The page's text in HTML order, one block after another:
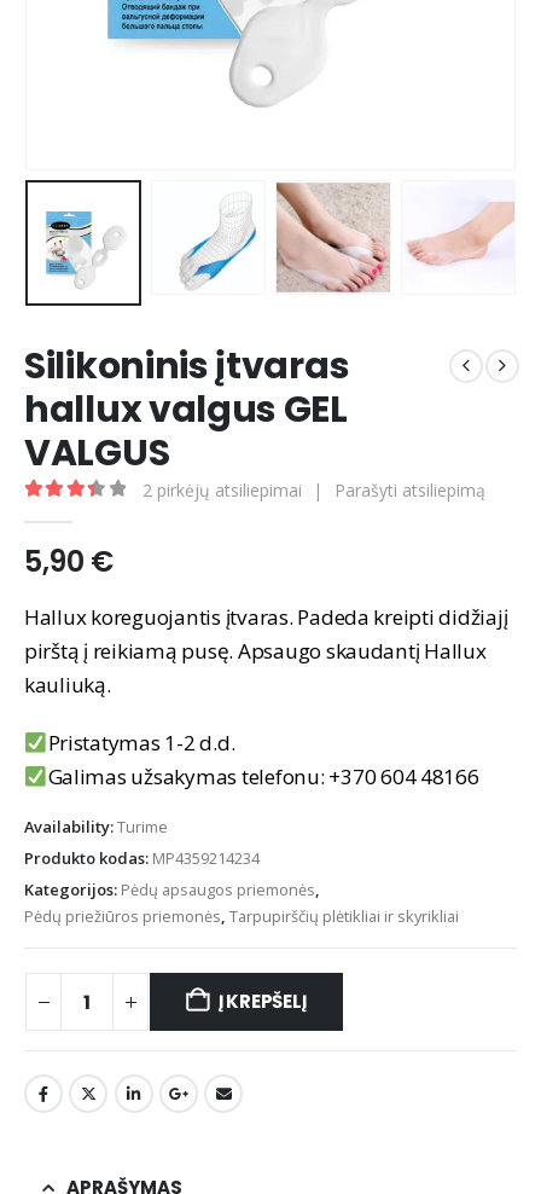
Silikoninis įtvaras
hallux valgus GEL
VALGUS
2pirkėjų atsiliepimai | Parašyti atsiliepimą
5,90 €
Hallux koreguojantis įtvaras. Padeda kreipti didžiajį
pirštą į reikiamą pusę. Apsaugo skaudantį Hallux
kauliuką.
Pristatymas 1-2 d.d.
Galimas užsakymas telefonu: +370 604 48166
Availability:Turime
Produkto kodas: MP4359214234
Kategorijos: Pėdų apsaugos priemonės,
Pėdų priežiūros priemonės, Tarpupirščių plėtikliai ir skyrikliai
Į KREPŠELĮ
APRAŠYMAS